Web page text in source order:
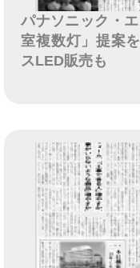
パナソニック・
室複数灯」提案
スLED販売も